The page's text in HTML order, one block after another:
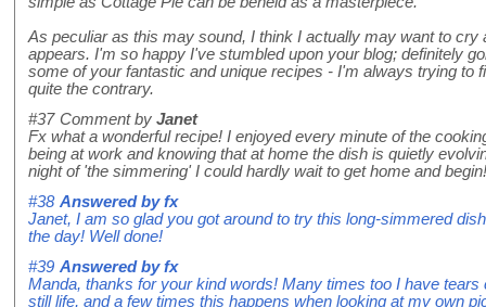
As peculiar as this may sound, I think I actually may want to cry
appears. I'm so happy I've stumbled upon your blog; definitely
some of your fantastic and unique recipes - I'm always trying to
quite the contrary.
#37 Comment by Janet
Fx what a wonderful recipe! I enjoyed every minute of the
being at work and knowing that at home the dish is quietly
night of 'the simmering' I could hardly wait to get home and
#38 Answered byfx
Janet, I am so glad you got around to try this long-simmered
the day! Well done!
#39 Answered byfx
Manda, thanks for your kind words! Many times too I have
still life, and a few times this happens when looking at my own